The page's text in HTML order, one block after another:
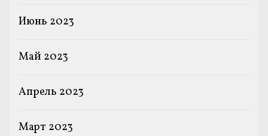
Июнь 2023
Май 2023
Апрель 2023
Март 2023